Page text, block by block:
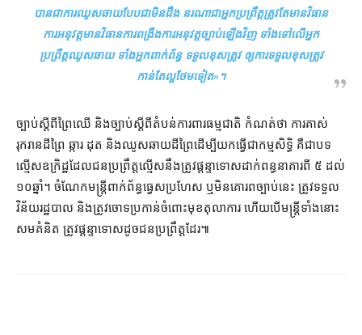
បានជា​ការ​ឈូស​ឆាយ​បែប​ជា​មិនដឹង នរណា​ជា​អ្នក​ប្រព្រឹត្ត​ត្រូវតែ​មាន​វិធាន
ការ​អនុវត្ត​មាន​វិធានការ​ពង្រឹង​ការអនុវត្ត​ច្បាប់​ឡើងវិញ ទាំង​ទៅលើ​អ្នក​
ប្រព្រឹត្ត​ឈូស​ឆាយ ទាំង​អ្នក​ពាក់ព័ន្ធ ទទួលខុសត្រូវ ឲ្យ​ការទទួលខុសត្រូវ​
កាន់​តែ​ល្អ​ថែមទៀត»។
ច្បាប់​ស្ដីពី​ព្រៃឈើ និង​ច្បាប់​ស្ដីពី​តំបន់ការពារ​ធម្មជាតិ កំណត់​ថា ការ​គាស់​
រុករាន​ដី​ព្រៃ ឆ្ការ ដុត និង​ឈូស​ឆាយ​ដី​ព្រៃ​ដើម្បី​យក​ធ្វើជា​កម្មសិទ្ធិ គឺជា​បទ
ល្មើស​ឧក្រិដ្ឋ​ដែល​ជន​ប្រព្រឹត្ត​ល្មើស​នឹង​ត្រូវ​ផ្ដន្ទាទោស​ដាក់​ពន្ធនាគារ​ពី ៥ ដល់
១០​ឆ្នាំ។ ចំណែក​មន្ត្រី​ពាក់ព័ន្ធ​ធ្វេសប្រហែស ឬ​មិន​គោរព​ច្បាប់​នេះ ត្រូវ​ទទួល​
វិន័យ​រដ្ឋបាល និង​ត្រូវ​ចោទប្រកាន់​ចំពោះមុខ​តុលាការ ហើយ​បើ​មន្ត្រី​ទាំងនោះ​
សមគំនិត ត្រូវ​ផ្ដន្ទាទោស​ដូច​ជន​ប្រព្រឹត្ត​ដែរ៕